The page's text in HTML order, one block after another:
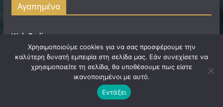
Αγαπημένα
Web Radio
Web TV
Χρησιμοποιούμε cookies για να σας προσφέρουμε την
καλύτερη δυνατή εμπειρία στη σελίδα μας. Εάν συνεχίσετε να
χρησιμοποιείτε τη σελίδα, θα υποθέσουμε πως είστε
ικανοποιημένοι με αυτό.
Εντάξει